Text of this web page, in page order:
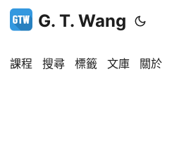
G. T. Wang
課程 搜尋 標籤 文庫 關於